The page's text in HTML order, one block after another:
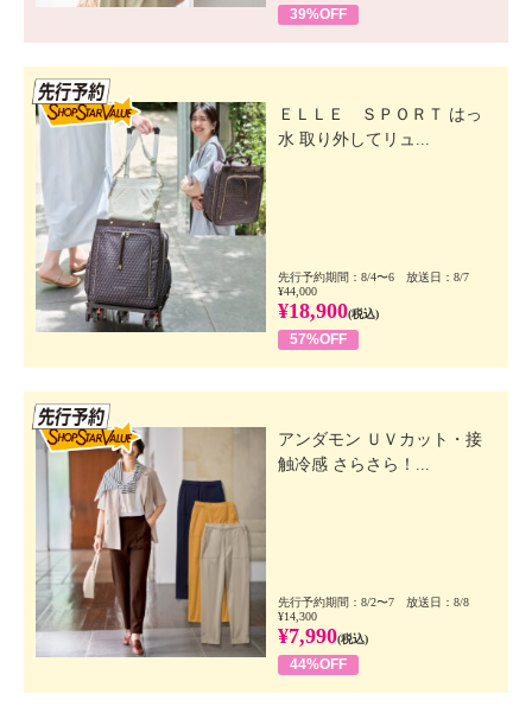
39%OFF
ＥＬＬＥ ＳＰＯＲＴ はっ
水 取り外してリュ...
先行予約期間：8/4〜6 放送日：8/7
¥44,000
¥18,900(税込)
57%OFF
アンダモン ＵＶカット・接
触冷感 さらさら！...
先行予約期間：8/2〜7 放送日：8/8
¥14,300
¥7,990(税込)
44%OFF